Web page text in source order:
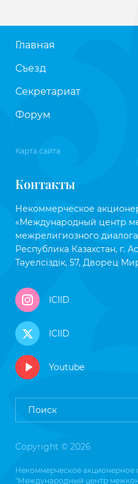
Главная
Съезд
Секретариат
Форум
Карта сайта
Контакты
Некоммерческое
«Международный центр
межрелигиозного
Республика Казахстан, г.
Тәуелсіздік, 57, Дворец
ICIID
ICIID
Youtube
Copyright © 2026
Некоммерческое акционерное
"Международный центр